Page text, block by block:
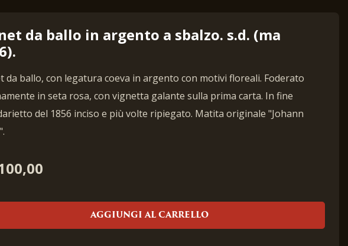
da ballo in argento a sbalzo. s.d. (ma
da ballo, con legatura coeva in argento con motivi floreali. Foderato
in seta rosa, con vignetta galante sulla prima carta. In fine
del 1856 inciso e più volte ripiegato. Matita originale "Johann
AGGIUNGI AL CARRELLO